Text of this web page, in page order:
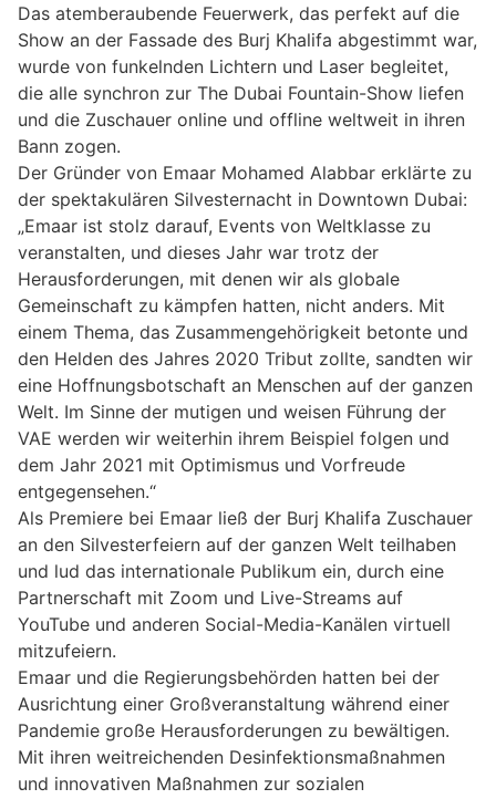
Das atemberaubende Feuerwerk, das perfekt auf die
Show an der Fassade des Burj Khalifa abgestimmt war,
wurde von funkelnden Lichtern und Laser begleitet,
die alle synchron zur The Dubai Fountain-Show liefen
und die Zuschauer online und offline weltweit in ihren
Bann zogen.
Der Gründer von Emaar Mohamed Alabbar erklärte zu
der spektakulären Silvesternacht in Downtown Dubai:
„Emaar ist stolz darauf, Events von Weltklasse zu
veranstalten, und dieses Jahr war trotz der
Herausforderungen, mit denen wir als globale
Gemeinschaft zu kämpfen hatten, nicht anders. Mit
einem Thema, das Zusammengehörigkeit betonte und
den Helden des Jahres 2020 Tribut zollte, sandten wir
eine Hoffnungsbotschaft an Menschen auf der ganzen
Welt. Im Sinne der mutigen und weisen Führung der
VAE werden wir weiterhin ihrem Beispiel folgen und
dem Jahr 2021 mit Optimismus und Vorfreude
entgegensehen.“
Als Premiere bei Emaar ließ der Burj Khalifa Zuschauer
an den Silvesterfeiern auf der ganzen Welt teilhaben
und lud das internationale Publikum ein, durch eine
Partnerschaft mit Zoom und Live-Streams auf
YouTube und anderen Social-Media-Kanälen virtuell
mitzufeiern.
Emaar und die Regierungsbehörden hatten bei der
Ausrichtung einer Großveranstaltung während einer
Pandemie große Herausforderungen zu bewältigen.
Mit ihren weitreichenden Desinfektionsmaßnahmen
und innovativen Maßnahmen zur sozialen